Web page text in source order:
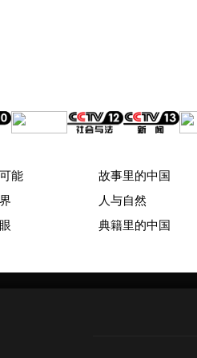
能
故事里的中国
人与自然
典籍里的中国